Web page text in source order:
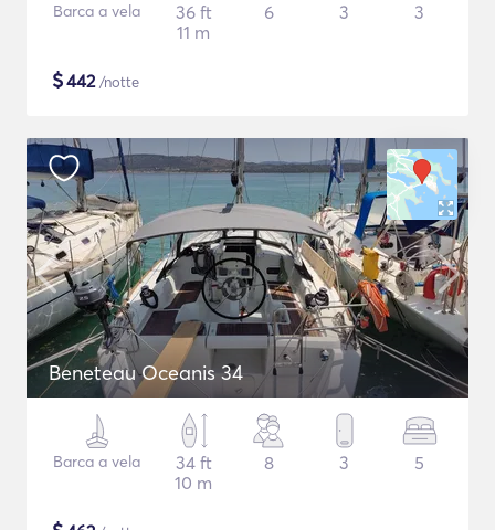
Barca a vela
36 ft
11 m
6 3 3
$442/notte
Beneteau Oceanis 34
Barca a vela
34 ft
10 m
8 3 5